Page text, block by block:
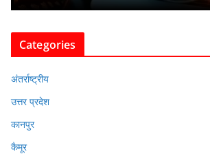
Categories
अंतर्राष्ट्रीय
उत्तर प्रदेश
कानपुर
कैमूर